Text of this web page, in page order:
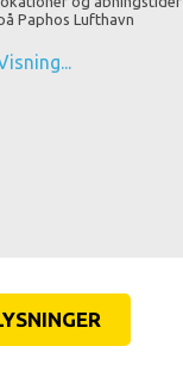
Paphos Lufthavn